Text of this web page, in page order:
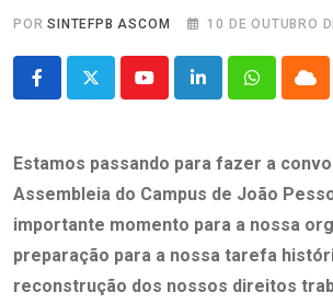
PORSINTEFPB ASCOM 10 DE OUTUBRO
YoutubeLinkedInWhatsapp
Estamos passando para fazer a
Assembleia do Campus de João
importante momento para a nossa
preparação para a nossa tarefa
reconstrução dos nossos direitos